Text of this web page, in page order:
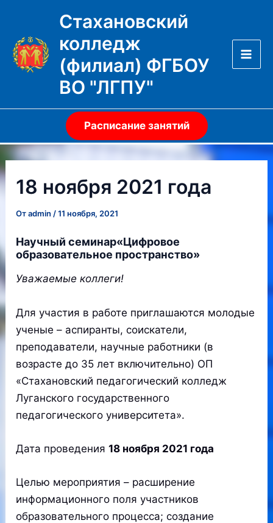
содержимому
Стахановский
колледж
(филиал) ФГБОУ
ВО "ЛГПУ"
Расписание занятий
18 ноября 2021 года
Отadmin /11 ноября, 2021
Научный семинар«Цифровое
образовательное пространство»
Уважаемые коллеги!
Для участия в работе приглашаются молодые
ученые – аспиранты, соискатели,
преподаватели, научные работники (в
возрасте до 35 лет включительно) ОП
«Стахановский педагогический колледж
Луганского государственного
педагогического университета».
Дата проведения18 ноября 2021 года
Целью мероприятия – расширение
информационного поля участников
образовательного процесса; создание